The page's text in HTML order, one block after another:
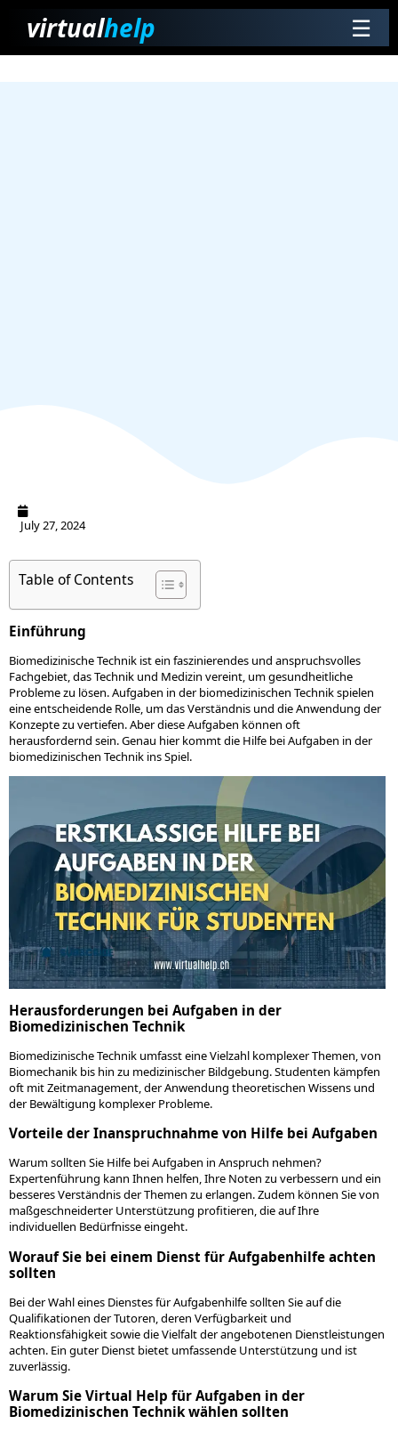
virtualhelp ☰
July 27, 2024
Table of Contents
Einführung
Biomedizinische Technik ist ein faszinierendes und anspruchsvolles
Fachgebiet, das Technik und Medizin vereint, um gesundheitliche
Probleme zu lösen. Aufgaben in der biomedizinischen Technik spielen
eine entscheidende Rolle, um das Verständnis und die Anwendung der
Konzepte zu vertiefen. Aber diese Aufgaben können oft
herausfordernd sein. Genau hier kommt die Hilfe bei Aufgaben in der
biomedizinischen Technik ins Spiel.
Herausforderungen bei Aufgaben in der
Biomedizinischen Technik
Biomedizinische Technik umfasst eine Vielzahl komplexer Themen, von
Biomechanik bis hin zu medizinischer Bildgebung. Studenten kämpfen
oft mit Zeitmanagement, der Anwendung theoretischen Wissens und
der Bewältigung komplexer Probleme.
Vorteile der Inanspruchnahme von Hilfe bei Aufgaben
Warum sollten Sie Hilfe bei Aufgaben in Anspruch nehmen?
Expertenführung kann Ihnen helfen, Ihre Noten zu verbessern und ein
besseres Verständnis der Themen zu erlangen. Zudem können Sie von
maßgeschneiderter Unterstützung profitieren, die auf Ihre
individuellen Bedürfnisse eingeht.
Worauf Sie bei einem Dienst für Aufgabenhilfe achten
sollten
Bei der Wahl eines Dienstes für Aufgabenhilfe sollten Sie auf die
Qualifikationen der Tutoren, deren Verfügbarkeit und
Reaktionsfähigkeit sowie die Vielfalt der angebotenen Dienstleistungen
achten. Ein guter Dienst bietet umfassende Unterstützung und ist
zuverlässig.
Warum Sie Virtual Help für Aufgaben in der
Biomedizinischen Technik wählen sollten